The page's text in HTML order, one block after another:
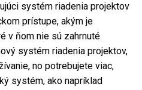
systém riadenia projektov
prístupe, akým je
v ňom nie sú zahrnuté
systém riadenia projektov,
no potrebujete viac,
systém, ako napríklad